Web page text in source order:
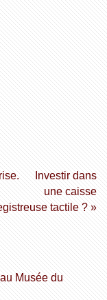
Investir dans
une caisse
tactile ? »
Musée du